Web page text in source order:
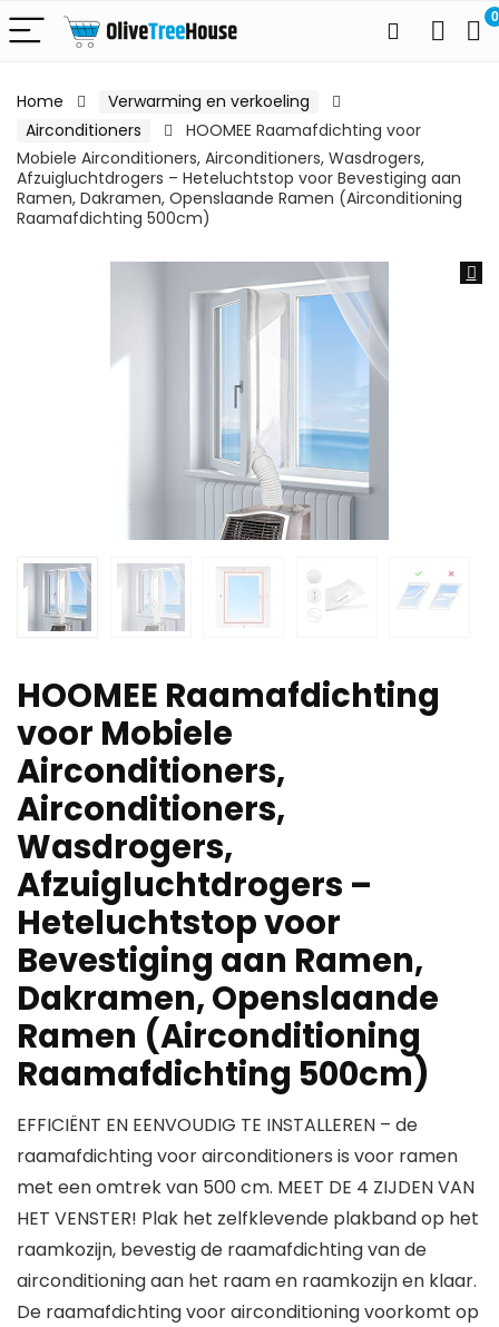
0
Home
Verwarming en verkoeling
Airconditioners
HOOMEE Raamafdichting voor
Mobiele Airconditioners, Airconditioners, Wasdrogers,
Afzuigluchtdrogers – Heteluchtstop voor Bevestiging aan
Ramen, Dakramen, Openslaande Ramen (Airconditioning
Raamafdichting 500cm)
HOOMEE Raamafdichting
voor Mobiele
Airconditioners,
Airconditioners,
Wasdrogers,
Afzuigluchtdrogers –
Heteluchtstop voor
Bevestiging aan Ramen,
Dakramen, Openslaande
Ramen (Airconditioning
Raamafdichting 500cm)
EFFICIËNT EN EENVOUDIG TE INSTALLEREN – de
raamafdichting voor airconditioners is voor ramen
met een omtrek van 500 cm. MEET DE 4 ZIJDEN VAN
HET VENSTER! Plak het zelfklevende plakband op het
raamkozijn, bevestig de raamafdichting van de
airconditioning aan het raam en raamkozijn en klaar.
De raamafdichting voor airconditioning voorkomt op